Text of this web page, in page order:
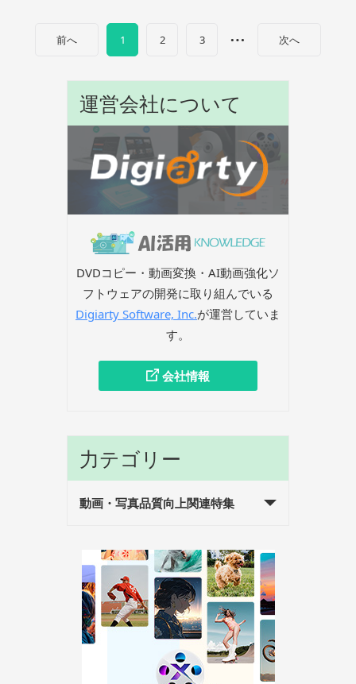
前へ 1 2 3 … 次へ
運営会社について
DVDコピー・動画変換・AI動画強化ソ
フトウェアの開発に取り組んでいる
Digiarty Software, Inc.が運営していま
す。
会社情報
力テゴリー
動画・写真品質向上関連特集